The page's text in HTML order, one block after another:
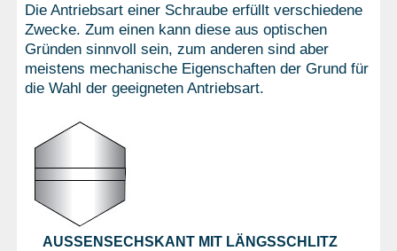
Die Antriebsart einer Schraube erfüllt verschiedene
Zwecke. Zum einen kann diese aus optischen
Gründen sinnvoll sein, zum anderen sind aber
meistens mechanische Eigenschaften der Grund für
die Wahl der geeigneten Antriebsart.
AUSSENSECHSKANT MIT LÄNGSSCHLITZ